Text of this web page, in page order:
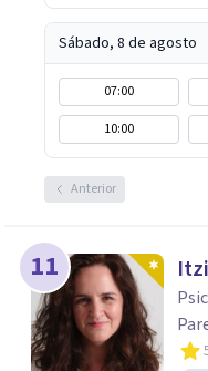
Sábado, 8 de agosto
07:00
10:00
Anterior
11